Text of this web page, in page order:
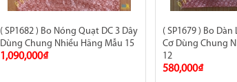
( SP1682 ) Bo Nóng Quạt DC 3 Dây
Dùng Chung Nhiều Hãng Mẫu 15
1,090,000₫
( SP1679 ) Bo
Cơ Dùng Chung
12
580,000₫